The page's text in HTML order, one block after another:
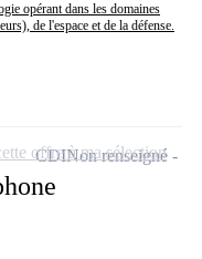
opérant dans les domaines
de l'espace et de la défense.
CDINon renseigné
offre à ma sélection